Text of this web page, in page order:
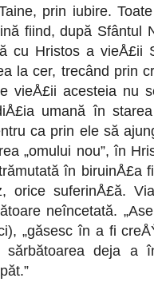
prin iubire.
fiind, după Sfântul
cu Hristos a vieÅ£ii
la cer, trecând prin
vieÅ£ii acesteia nu
umană în
ca prin ele să
„omului nou”, în
în biruinÅ£a
orice suferinÅ£ă.
neîncetată.
„găsesc în a fi
sărbătoarea deja a